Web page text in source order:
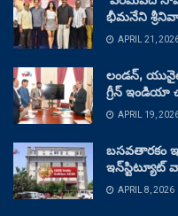
భీమనేని
APRIL 21,
లండన్,
గ్రీన్ ఇండియా
APRIL 19,
బసవతారకం
ఇన్‌స్టిట్యూట్
APRIL 8, 2026